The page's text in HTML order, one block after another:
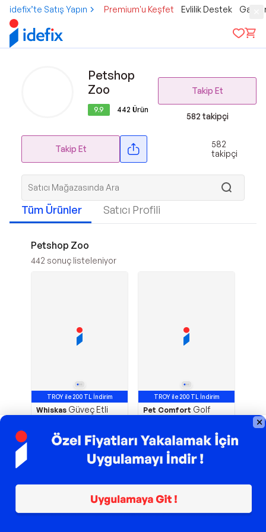
idefix’te Satış Yapın Premium'u Keşfet Evlilik Destek
Petshop
Zoo
9.9 442 Ürün
Takip Et
582 takipçi
Takip Et
582
takipçi
Tüm Ürünler Satıcı Profili
Petshop Zoo
442 sonuç listeleniyor
TROY ile 200 TL İndirim
Whiskas Güveç Etli
724,92TL
TROY ile 200 TL İndirim
Pet Comfort Golf
TL
Sepette2.216,59TL